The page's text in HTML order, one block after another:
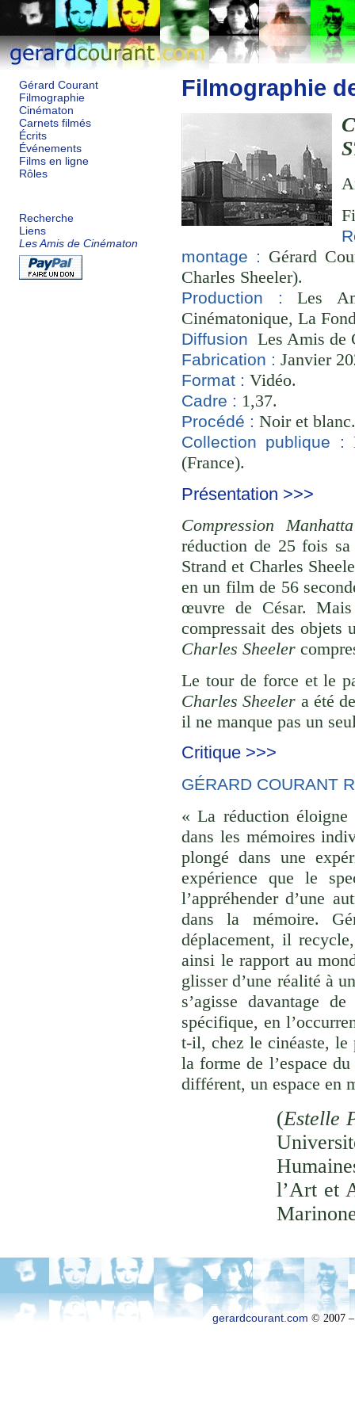
Gérard Courant
Filmographie
Cinématon
Carnets filmés
Écrits
Événements
Films en ligne
Rôles
Recherche
Liens
Les Amis de Cinématon
Filmographie
montage : Gérard
Charles Sheeler).
Production :
Les
Cinématonique, La
Diffusion Les Amis de
Fabrication : Janvier
Format : Vidéo.
Cadre : 1,37.
Procédé : Noir et
Collection publique :
(France).
Présentation >>>
Compression
réduction de 25 fois
Strand et Charles
en un film de 56
œuvre de César.
compressait des objets
Charles Sheeler
Le tour de force et le
Charles Sheeler a été
il ne manque pas un
Critique >>>
GÉRARD COURANT
« La réduction
dans les mémoires
plongé dans une
expérience que le
l’appréhender d’une
dans la mémoire.
déplacement, il
ainsi le rapport au
glisser d’une réalité à
s’agisse davantage
spécifique, en
t-il, chez le cinéaste, le
la forme de l’espace
différent, un espace en
(Estelle
l’Art et
gerardcourant.com © 2007